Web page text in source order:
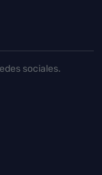
sociales.